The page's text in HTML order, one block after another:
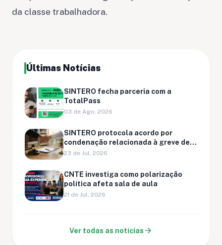
da classe trabalhadora.
Últimas Notícias
SINTERO fecha parceria com a
TotalPass
03 de Ago, 2026
SINTERO protocola acordo por
condenação relacionada à greve de
Ariquemes
23 de Jul, 2026
CNTE investiga como polarização
política afeta sala de aula
21 de Jul, 2026
Ver todas as notícias arrow_forward